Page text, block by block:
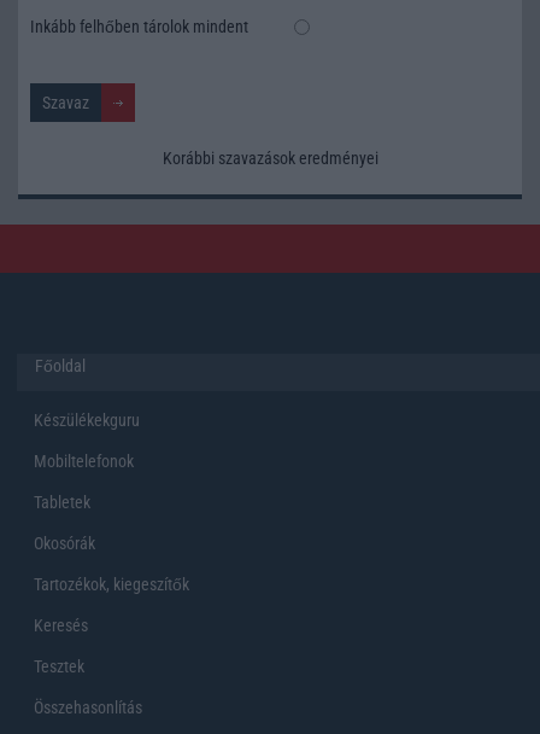
Inkább felhőben tárolok mindent
Korábbi szavazások eredményei
Főoldal
Készülékekguru
Mobiltelefonok
Tabletek
Okosórák
Tartozékok, kiegeszítők
Keresés
Tesztek
Összehasonlítás